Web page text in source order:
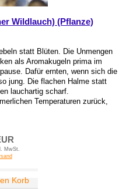
Wildlauch) (Pflanze)
statt Blüten. Die Unmengen
als Aromakugeln prima im
Dafür ernten, wenn sich die
jung. Die flachen Halme statt
lauchartig scharf.
Temperaturen zurück,
MwSt.
Korb